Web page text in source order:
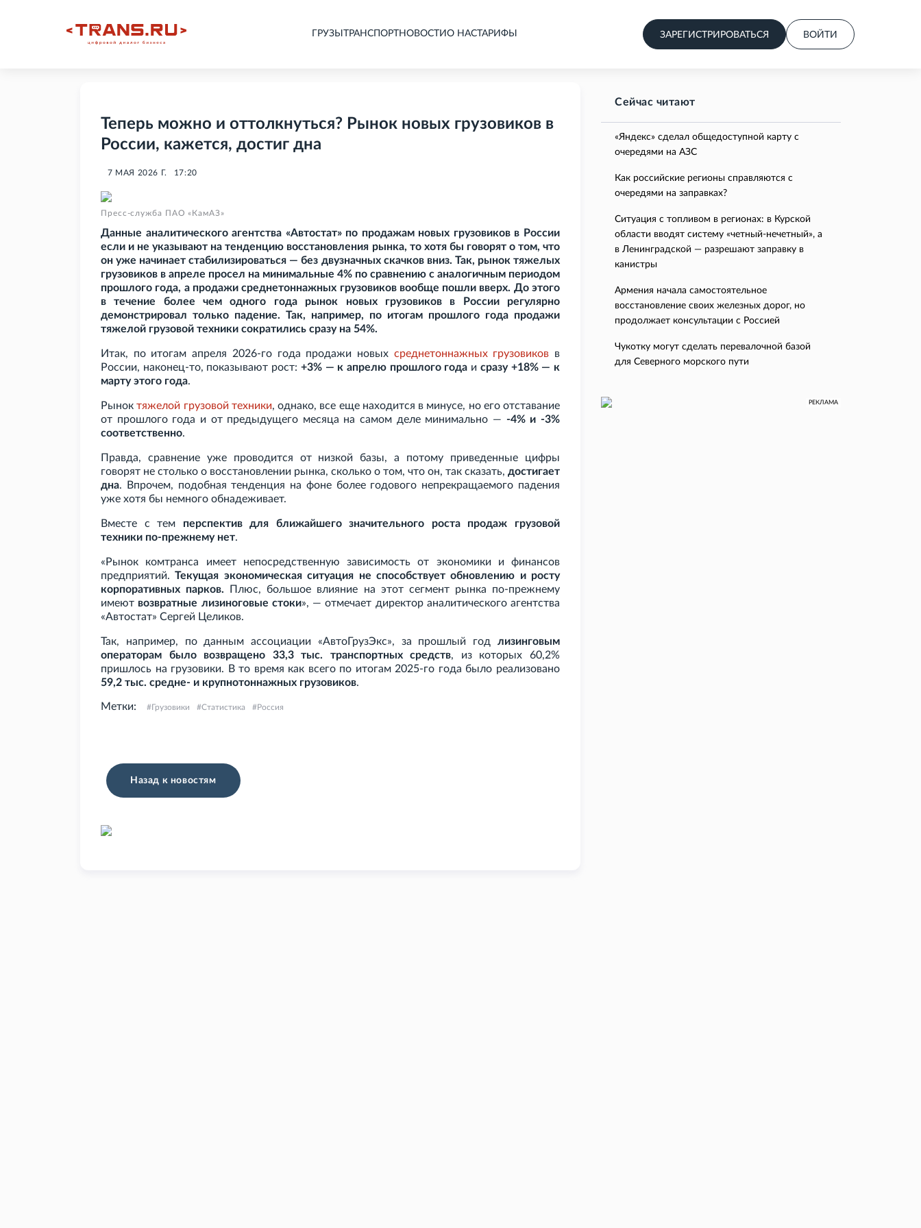
ГРУЗЫ ТРАНСПОРТНОВОСТИ О НАСТАРИФЫ ЗАРЕГИСТРИРОВАТЬСЯ ВОЙТИ
Теперь можно и оттолкнуться? Рынок новых грузовиков в
России, кажется, достиг дна
7 МАЯ 2026 Г. 17:20
Пресс-служба ПАО «КамАЗ»
Данные аналитического агентства «Автостат» по продажам новых грузовиков в России
если и не указывают на тенденцию восстановления рынка, то хотя бы говорят о том, что
он уже начинает стабилизироваться — без двузначных скачков вниз. Так, рынок тяжелых
грузовиков в апреле просел на минимальные 4% по сравнению с аналогичным периодом
прошлого года, а продажи среднетоннажных грузовиков вообще пошли вверх. До этого
в течение более чем одного года рынок новых грузовиков в России регулярно
демонстрировал только падение. Так, например, по итогам прошлого года продажи
тяжелой грузовой техники сократились сразу на 54%.
Итак, по итогам апреля 2026-го года продажи новых среднетоннажных грузовиков в
России, наконец-то, показывают рост: +3% — к апрелю прошлого года и сразу +18% — к
марту этого года.
Рыноктяжелой грузовой техники, однако, все еще находится в минусе, но его отставание
от прошлого года и от предыдущего месяца на самом деле минимально — -4% и -3%
соответственно.
Правда, сравнение уже проводится от низкой базы, а потому приведенные цифры
говорят не столько о восстановлении рынка, сколько о том, что он, так сказать, достигает
дна. Впрочем, подобная тенденция на фоне более годового непрекращаемого падения
уже хотя бы немного обнадеживает.
Вместе с тем перспектив для ближайшего значительного роста продаж грузовой
техники по-прежнему нет.
«Рынок комтранса имеет непосредственную зависимость от экономики и финансов
предприятий.Текущая экономическая ситуация не способствует обновлению и росту
корпоративных парков. Плюс, большое влияние на этот сегмент рынка по-прежнему
имеют возвратные лизиноговые стоки», — отмечает директор аналитического агентства
«Автостат» Сергей Целиков.
Так, например, по данным ассоциации «АвтоГрузЭкс», за прошлый год лизинговым
операторам было возвращено 33,3
тыс. транспортных средств, из которых 60,2%
пришлось на грузовики. В то время как всего по итогам 2025-го года было реализовано
59,2 тыс. средне- и крупнотоннажных грузовиков.
Метки: Грузовики Статистика Россия
Назад к новостям
Сейчас читают
«Яндекс» сделал общедоступной карту с
очередями на АЗС
Как российские регионы справляются с
очередями на заправках?
Ситуация с топливом в регионах: в Курской
области вводят систему «четный-нечетный», а
в Ленинградской — разрешают заправку в
канистры
Армения начала самостоятельное
восстановление своих железных дорог, но
продолжает консультации с Россией
Чукотку могут сделать перевалочной базой
для Северного морского пути
РЕКЛАМА